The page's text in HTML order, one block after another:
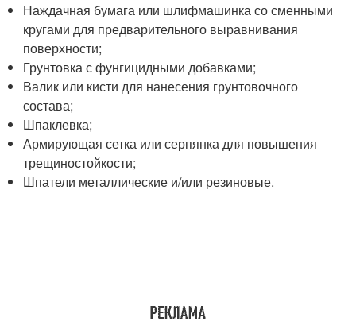
Наждачная бумага или шлифмашинка со сменными
кругами для предварительного выравнивания
поверхности;
Грунтовка с фунгицидными добавками;
Валик или кисти для нанесения грунтовочного
состава;
Шпаклевка;
Армирующая сетка или серпянка для повышения
трещиностойкости;
Шпатели металлические и/или резиновые.